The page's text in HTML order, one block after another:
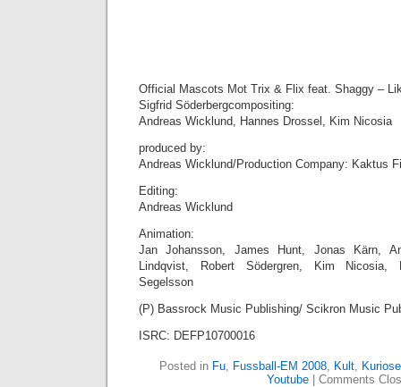
Official Mascots Mot Trix & Flix feat. Shaggy –
Sigfrid Söderbergcompositing:
Andreas Wicklund, Hannes Drossel, Kim Nicosia
produced by:
Andreas Wicklund/Production Company: Kaktus
Editing:
Andreas Wicklund
Animation:
Jan Johansson, James Hunt, Jonas Kärn,
Lindqvist, Robert Södergren, Kim Nicosia,
Segelsson
(P) Bassrock Music Publishing/ Scikron Music
ISRC: DEFP10700016
Posted in Fu, Fussball-EM 2008, Kult,
Youtube| Comments